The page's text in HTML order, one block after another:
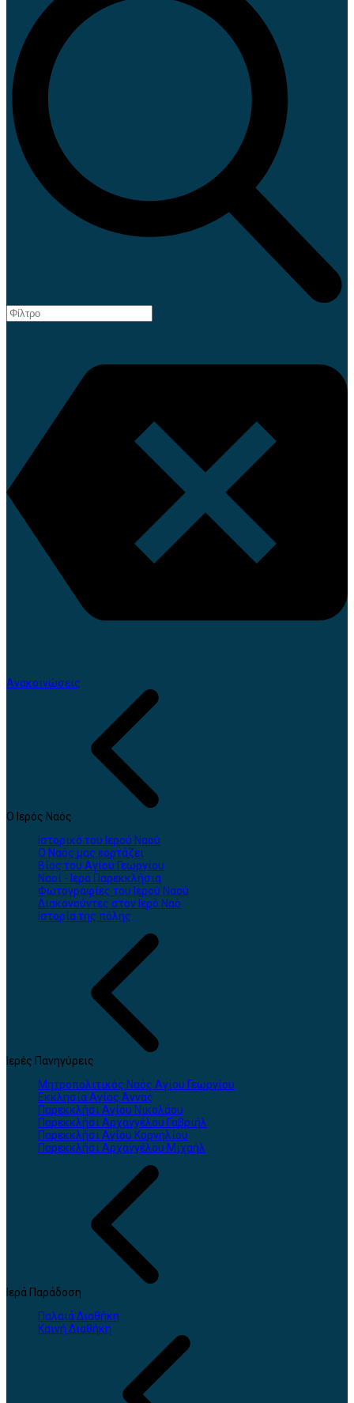
Ανακοινώσεις
Ο Ιερός Ναός
Ιστορικό του Ιερού Ναού
Ο Ναός μας εορτάζει
Βίος του Αγίου Γεωργίου
Ναοί - Ιερά Παρεκκλήσια
Φωτογραφίες του Ιερού Ναού
Διακονούντες στον Ιερό Ναό
Ιστορία της πόλης
Ιερές Πανηγύρεις
Μητροπολιτικός Ναός Αγίου Γεωργίου
Εκκλησία Αγίας Άννας
Παρεκκλήσι Αγίου Νικολάου
Παρεκκλήσι Αρχαγγέλου Γαβριήλ
Παρεκκλήσι Αγίου Κορνηλίου
Παρεκκλήσι Αρχαγγέλου Μιχαήλ
Ιερά Παράδοση
Παλαιά Διαθήκη
Καινή Διαθήκη